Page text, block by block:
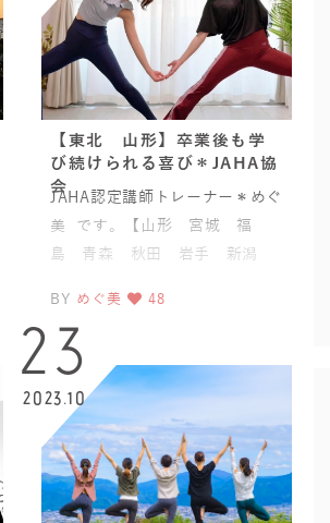
【東北 山形】卒業後も学
び続けられる喜び＊JAHA協
会
JAHA認定講師トレーナー＊めぐ
美 です。【山形 宮城 福
島 青森 秋田 岩手 新潟
東北にてヨガイ
BY めぐ美 48
23
2023.10